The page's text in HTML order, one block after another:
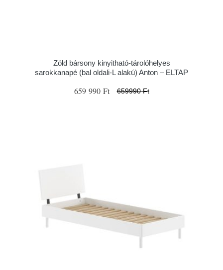
Zöld bársony kinyitható-tárolóhelyes
sarokkanapé (bal oldali-L alakú) Anton – ELTAP
659 990 Ft 659990 Ft